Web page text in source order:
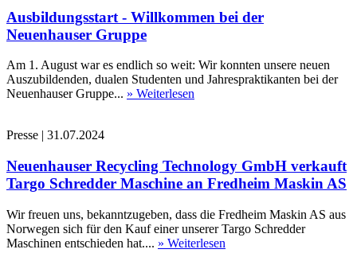
Ausbildungsstart - Willkommen bei der
Neuenhauser Gruppe
Am 1. August war es endlich so weit: Wir konnten unsere neuen
Auszubildenden, dualen Studenten und Jahrespraktikanten bei der
Neuenhauser Gruppe... » Weiterlesen
Presse | 31.07.2024
Neuenhauser Recycling Technology GmbH verkauft
Targo Schredder Maschine an Fredheim Maskin AS
Wir freuen uns, bekanntzugeben, dass die Fredheim Maskin AS aus
Norwegen sich für den Kauf einer unserer Targo Schredder
Maschinen entschieden hat.... » Weiterlesen